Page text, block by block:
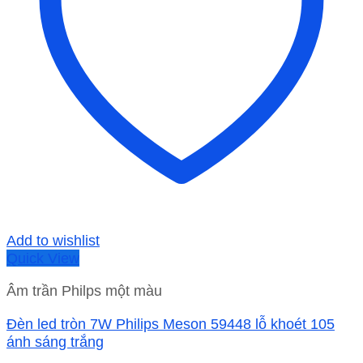
Add to wishlist
Quick View
Âm trần Philps một màu
Đèn led tròn 7W Philips Meson 59448 lỗ khoét 105
ánh sáng trắng